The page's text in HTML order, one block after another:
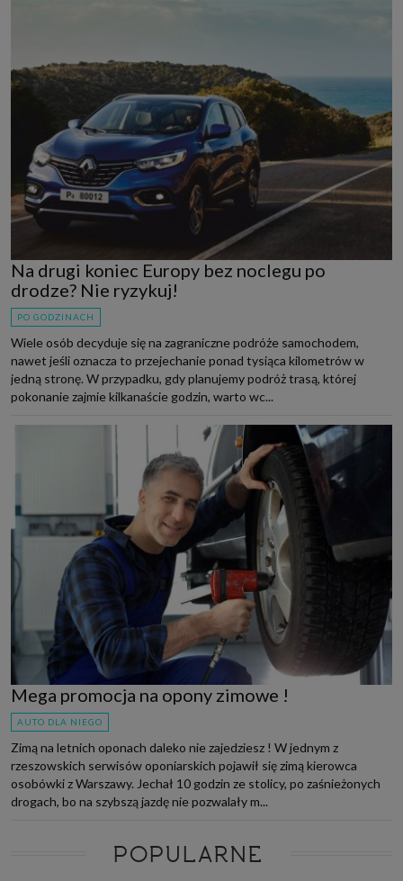
Na drugi koniec Europy bez noclegu po
drodze? Nie ryzykuj!
PO GODZINACH
Wiele osób decyduje się na zagraniczne podróże samochodem,
nawet jeśli oznacza to przejechanie ponad tysiąca kilometrów w
jedną stronę. W przypadku, gdy planujemy podróż trasą, której
pokonanie zajmie kilkanaście godzin, warto wc...
Mega promocja na opony zimowe !
AUTO DLA NIEGO
Zimą na letnich oponach daleko nie zajedziesz ! W jednym z
rzeszowskich serwisów oponiarskich pojawił się zimą kierowca
osobówki z Warszawy. Jechał 10 godzin ze stolicy, po zaśnieżonych
drogach, bo na szybszą jazdę nie pozwalały m...
POPULARNE